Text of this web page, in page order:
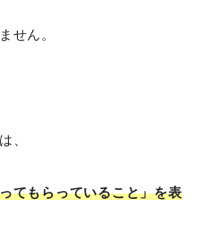
せん。
、
てもらっていること」を表